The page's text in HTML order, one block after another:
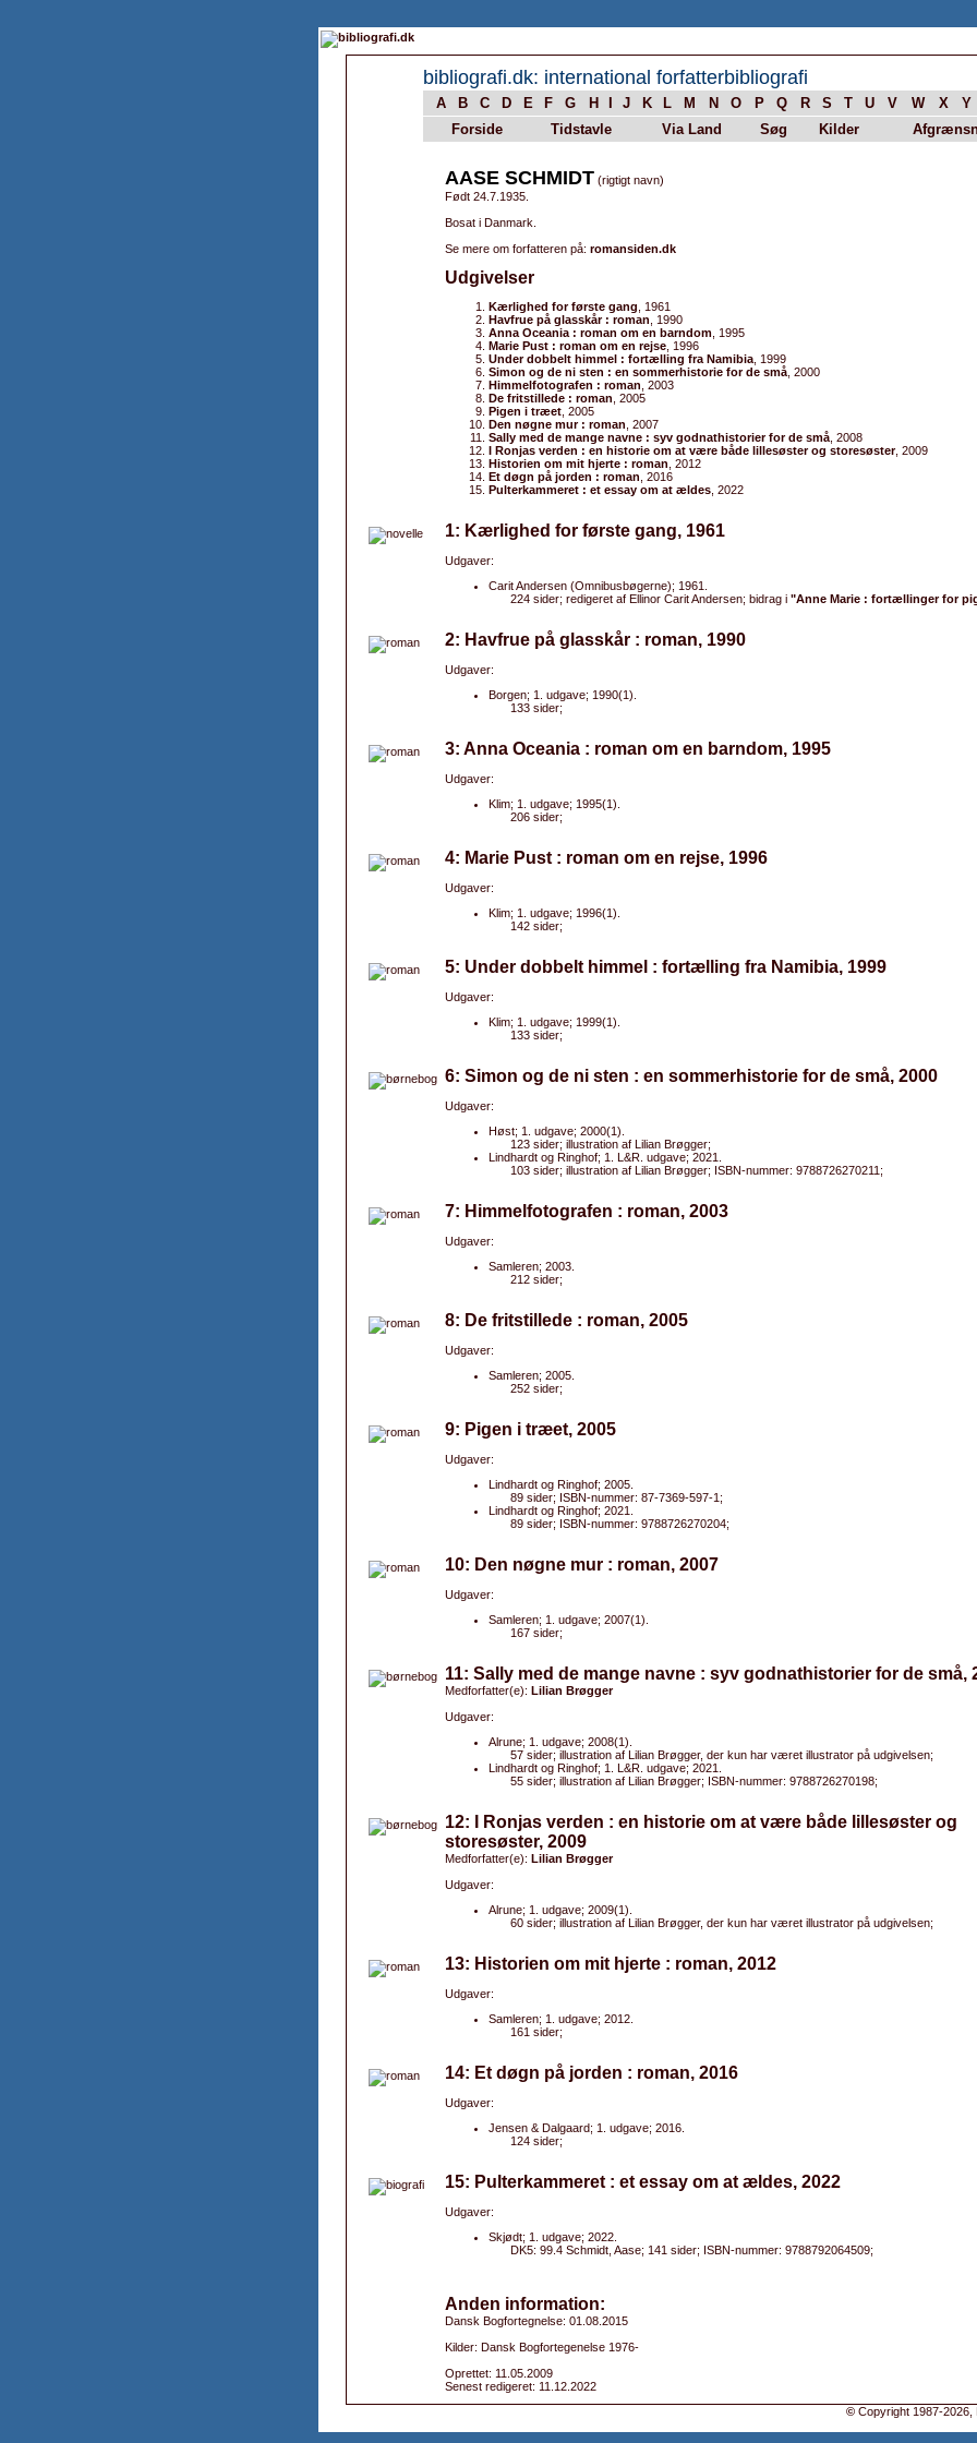
bibliografi.dk: international forfatterbibliografi
A B C D E F G H J K L M N O P Q R S T U V W X Y
Forside
Tidstavle Via Land Søg Kilder
AASE SCHMIDT (rigtigt navn)
Født 24.7.1935.
Bosat i Danmark.
Se mere om forfatteren på: romansiden.dk
Udgivelser
Kærlighed for første gang , 1961
Havfrue på glasskår : roman , 1990
Anna Oceania : roman om en barndom , 1995
Marie Pust : roman om en rejse , 1996
Under dobbelt himmel : fortælling fra Namibia , 1999
Simon og de ni sten : en sommerhistorie for de små , 2000
Himmelfotografen : roman , 2003
De fritstillede : roman , 2005
Pigen i træet , 2005
Den nøgne mur : roman , 2007
Sally med de mange navne : syv godnathistorier for de små , 2008
I Ronjas verden : en historie om at være både lillesøster og storesøster, 2009
Historien om mit hjerte : roman , 2012
Et døgn på jorden : roman , 2016
Pulterkammeret : et essay om at ældes , 2022
1: Kærlighed for første gang, 1961
Udgaver:
Carit Andersen (Omnibusbøgerne); 1961.
224 sider; redigeret af Ellinor Carit Andersen; bidrag i "Anne Marie : fortællinger for
2: Havfrue på glasskår : roman, 1990
Udgaver:
Borgen; 1. udgave; 1990(1).
133 sider;
3: Anna Oceania : roman om en barndom, 1995
Udgaver:
Klim; 1. udgave; 1995(1).
206 sider;
4: Marie Pust : roman om en rejse, 1996
Udgaver:
Klim; 1. udgave; 1996(1).
142 sider;
5: Under dobbelt himmel : fortælling fra Namibia, 1999
Udgaver:
Klim; 1. udgave; 1999(1).
133 sider;
6: Simon og de ni sten : en sommerhistorie for de små, 2000
Udgaver:
Høst; 1. udgave; 2000(1).
123 sider; illustration af Lilian Brøgger;
Lindhardt og Ringhof; 1. L&R. udgave; 2021.
103 sider; illustration af Lilian Brøgger; ISBN-nummer: 9788726270211;
7: Himmelfotografen : roman, 2003
Udgaver:
Samleren; 2003.
212 sider;
8: De fritstillede : roman, 2005
Udgaver:
Samleren; 2005.
252 sider;
9: Pigen i træet, 2005
Udgaver:
Lindhardt og Ringhof; 2005.
89 sider; ISBN-nummer: 87-7369-597-1;
Lindhardt og Ringhof; 2021.
89 sider; ISBN-nummer: 9788726270204;
10: Den nøgne mur : roman, 2007
Udgaver:
Samleren; 1. udgave; 2007(1).
167 sider;
11: Sally med de mange navne : syv godnathistorier for de små,
Medforfatter(e): Lilian Brøgger
Udgaver:
Alrune; 1. udgave; 2008(1).
57 sider; illustration af Lilian Brøgger, der kun har været illustrator på udgivelsen;
Lindhardt og Ringhof; 1. L&R. udgave; 2021.
55 sider; illustration af Lilian Brøgger; ISBN-nummer: 9788726270198;
12: I Ronjas verden : en historie om at være både lillesøster og
storesøster, 2009
Medforfatter(e): Lilian Brøgger
Udgaver:
Alrune; 1. udgave; 2009(1).
60 sider; illustration af Lilian Brøgger, der kun har været illustrator på udgivelsen;
13: Historien om mit hjerte : roman, 2012
Udgaver:
Samleren; 1. udgave; 2012.
161 sider;
14: Et døgn på jorden : roman, 2016
Udgaver:
Jensen & Dalgaard; 1. udgave; 2016.
124 sider;
15: Pulterkammeret : et essay om at ældes, 2022
Udgaver:
Skjødt; 1. udgave; 2022.
DK5: 99.4 Schmidt, Aase; 141 sider; ISBN-nummer: 9788792064509;
Anden information:
Dansk Bogfortegnelse: 01.08.2015
Kilder: Dansk Bogfortegenelse 1976-
Oprettet: 11.05.2009
Senest redigeret: 11.12.2022
© Copyright 1987-